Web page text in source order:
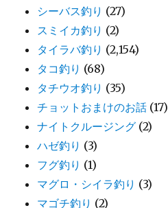
シーバス釣り (27)
スミイカ釣り (2)
タイラバ釣り (2,154)
タコ釣り (68)
タチウオ釣り (35)
チョットおまけのお話 (17)
ナイトクルージング (2)
ハゼ釣り (3)
フグ釣り (1)
マグロ・シイラ釣り (3)
マゴチ釣り (2)